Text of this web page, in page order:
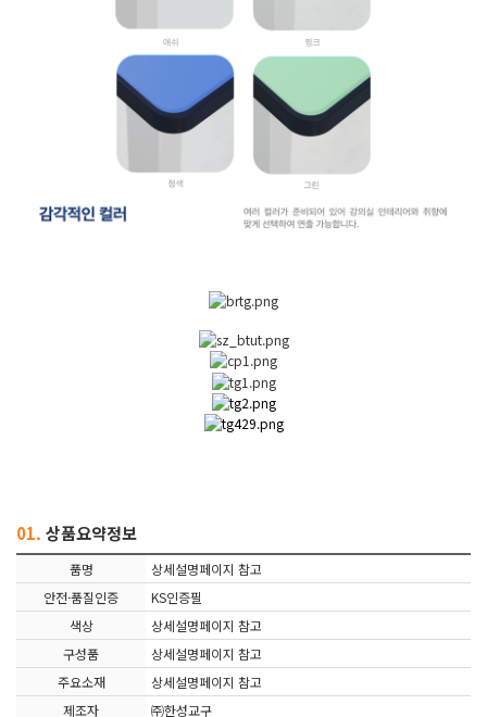
01. 상품요약정보
품명
상세설명페이지 참고
안전·품질인증
KS인증필
색상
상세설명페이지 참고
구성품
상세설명페이지 참고
주요소재
상세설명페이지 참고
제조자
㈜한성교구